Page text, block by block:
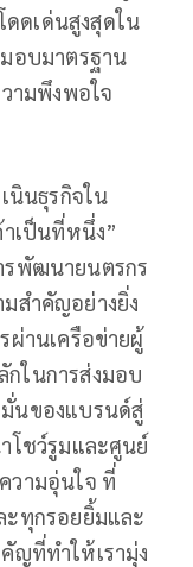
ดเด่นสูงสุดใน
อบมาตรฐาน
ามพึงพอใจ
นินธุรกิจใน
าเป็นที่หนึ่ง”
รพัฒนายนตรกร
สำคัญอย่างยิ่ง
ผ่านเครือข่ายผู้
ในการส่งมอบ
นของแบรนด์สู่
โชว์รูมและศูนย์
วามอุ่นใจ ที่
ทุกรอยยิ้มและ
ญที่ทำให้เรามุ่ง